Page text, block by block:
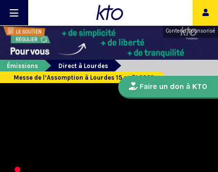
Contenu sponsorisé
Émissions
Direct à Lourdes
Messe de l’Assomption à Lourdes 15 août 2022
Faire un don à KTO